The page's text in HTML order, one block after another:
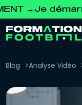
démarre ma
Blog Analyse Vidéo